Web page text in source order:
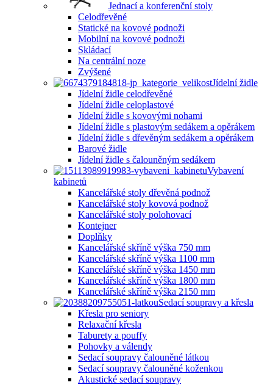
Jednací a konferenční stoly
Celodřevěné
Statické na kovové podnoži
Mobilní na kovové podnoži
Skládací
Na centrální noze
Zvýšené
Jídelní židle
Jídelní židle celodřevěné
Jídelní židle celoplastové
Jídelní židle s kovovými nohami
Jídelní židle s plastovým sedákem a opěrákem
Jídelní židle s dřevěným sedákem a opěrákem
Barové židle
Jídelní židle s čalouněným sedákem
Vybavení
kabinetů
Kancelářské stoly dřevěná podnož
Kancelářské stoly kovová podnož
Kancelářské stoly polohovací
Kontejner
Doplňky
Kancelářské skříně výška 750 mm
Kancelářské skříně výška 1100 mm
Kancelářské skříně výška 1450 mm
Kancelářské skříně výška 1800 mm
Kancelářské skříně výška 2150 mm
Sedací soupravy a křesla
Křesla pro seniory
Relaxační křesla
Taburety a pouffy
Pohovky a válendy
Sedací soupravy čalouněné látkou
Sedací soupravy čalouněné koženkou
Akustické sedací soupravy